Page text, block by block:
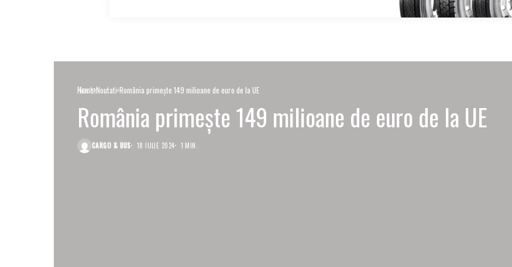
Home Noutati România primește 149 milioane de euro de la UE
Noutati
România primește 149 milioane de euro de la UE
CARGO & BUS 18 IULIE 2024 1 MIN.